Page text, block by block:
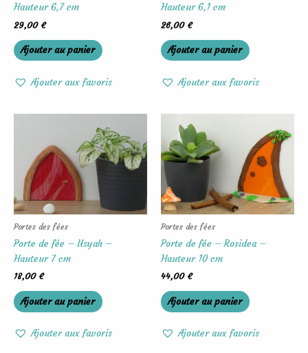
Hauteur 6,7 cm
29,00 €
Ajouter au panier
Ajouter aux favoris
Hauteur 6,1 cm
26,00 €
Ajouter au panier
Ajouter aux favoris
Portes des fées
Porte de fée – Usyah –
Hauteur 7 cm
18,00 €
Ajouter au panier
Ajouter aux favoris
Portes des fées
Porte de fée – Rosidea –
Hauteur 10 cm
44,00 €
Ajouter au panier
Ajouter aux favoris